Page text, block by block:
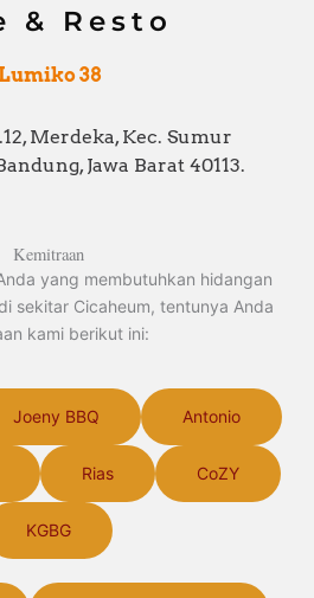
& Resto
38
Merdeka, Kec. Sumur
Jawa Barat 40113.
Kemitraan
yang membutuhkan hidangan
sekitar Cicaheum, tentunya Anda
kami berikut ini:
Joeny BBQ Antonio
Rias CoZY
KGBG